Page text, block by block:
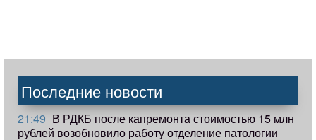
Последние новости
21:49 В РДКБ после капремонта стоимостью 15 млн
рублей возобновило работу отделение патологии